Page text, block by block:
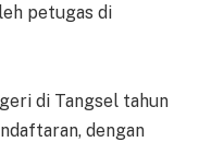
petugas di
di Tangsel tahun
dengan